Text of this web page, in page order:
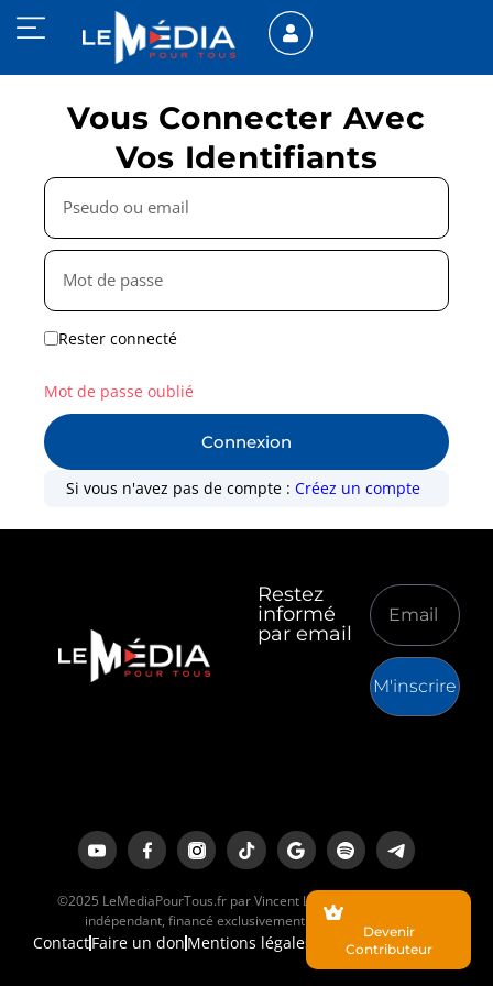
Vous Connecter Avec
Vos Identifiants
Rester connecté
Connexion
Mot de passe oublié
Si vous n'avez pas de compte :Créez un compte
Restez
informé
par email
M'inscrire
©2025 LeMediaPourTous.fr par Vincent Lapierre est un média
indépendant, financé exclusivement par ses lecteurs.
ContactFaire un don Mentions légales
Devenir
Contributeur